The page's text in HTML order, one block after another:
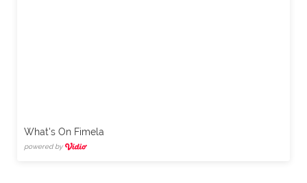
What's On Fimela
powered by